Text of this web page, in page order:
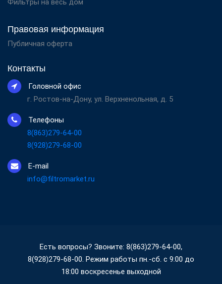
Фильтры на весь дом
Правовая информация
Публичная оферта
Контакты
Головной офис
г. Ростов-на-Дону, ул. Верхненольная, д. 5
Телефоны
8(863)279-64-00
8(928)279-68-00
E-mail
info@filtromarket.ru
Есть вопросы? Звоните: 8(863)279-64-00,
8(928)279-68-00. Режим работы пн.-сб. с 9:00 до
18:00 воскресенье выходной